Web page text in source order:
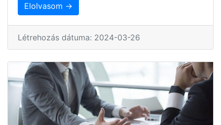
Elolvasom →
Létrehozás dátuma: 2024-03-26